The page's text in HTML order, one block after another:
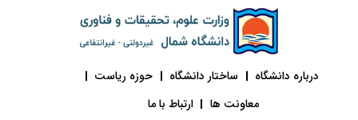
درباره دانشگاه ساختار دانشگاه
حوزه ریاست
معاونت ها
ارتباط با ما